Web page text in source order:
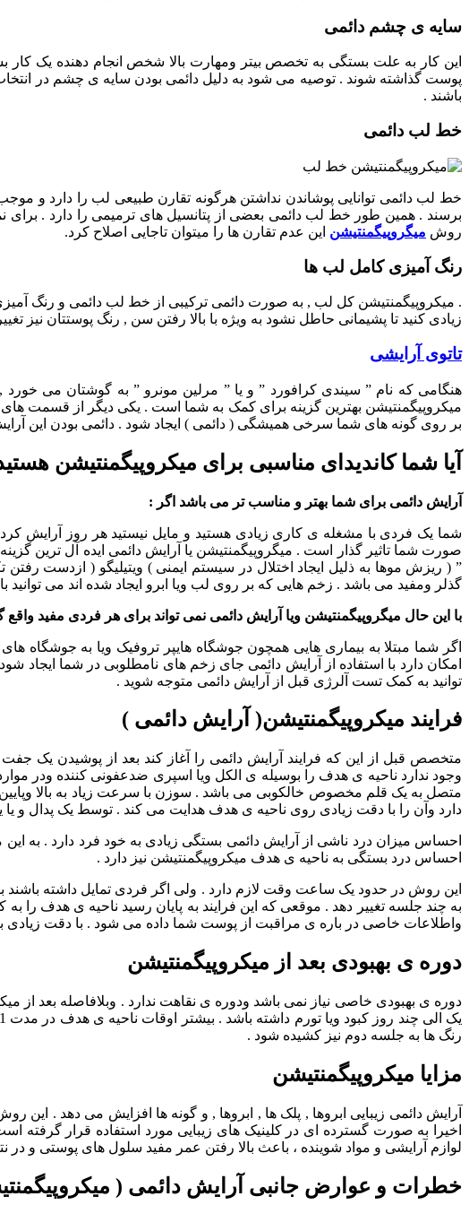
سایه ی چشم دائمی
این کار به علت بستگی به تخصص بیتر ومهارت بالا شخص انجام دهنده یک
پوست گذاشته شوند . توصیه می شود به دلیل دائمی بودن سایه ی چشم در
باشند .
خط لب دائمی
خط لب دائمی توانایی پوشاندن نداشتن هرگونه تقارن طبیعی لب را
برسند . همین طور خط لب دائمی بعضی از پتانسیل های ترمیمی را دارد . برای
روش میگروپیگمنتیشن این عدم تقارن ها را میتوان تاجایی اصلاح کرد.
رنگ آمیزی کامل لب ها
. میکروپیگمنتیشن کل لب , به صورت دائمی ترکیبی از خط لب دائمی و رنگ
زیادی کنید تا پشیمانی حاطل نشود به ویژه با بالا رفتن سن , رنگ پوستتان نیز
تاتوی آرایشی
هنگامی که نام ” سیندی کرافورد ” و یا ” مرلین مونرو ” به گوشتان می
میکروپیگمنتیشن بهترین گزینه برای کمک به شما است . یکی دیگر از قسمت
بر روی گونه های شما سرخی همیشگی ( دائمی ) ایجاد شود . دائمی بودن این
آیا شما کاندیدای مناسبی برای میکروپیگمنتیشن
آرایش دائمی برای شما بهتر و مناسب تر می باشد اگر :
شما یک فردی با مشغله ی کاری زیادی هستید و مایل نیستید هر روز آرایش
صورت شما تاثیر گذار است . میگروپیگمنتیشن یا آرایش دائمی ایده آل ترین
” ( ریزش موها به ذلیل ایجاد اختلال در سیستم ایمنی ) ویتیلیگو ( ازدست رفتن
گذلر ومفید می باشد . زخم هایی که بر روی لب ویا ابرو ایجاد شده اند می توانید
با این حال میگروپیگمنتیشن ویا آرایش دائمی نمی تواند برای هر فردی مفید واقع
اگر شما مبتلا به بیماری هایی همچون جوشگاه هایپر تروفیک ویا به
امکان دارد با استفاده از آرایش دائمی جای زخم های نامطلوبی در شما
توانید به کمک تست آلرژی قبل از آرایش دائمی متوجه شوید .
فرایند میکروپیگمنتیشن( آرایش دائمی )
متخصص قبل از این که فرایند آرایش دائمی را آغاز کند بعد از پوشیدن
وجود ندارد ناحیه ی هدف را بوسیله ی الکل ویا اسپری ضدعفونی کننده ودر
متصل به یک قلم مخصوص خالکوبی می باشد . سوزن با سرعت زیاد به بالا
دارد وآن را با دقت زیادی روی ناحیه ی هدف هدایت می کند . توسط یک پدال
احساس میزان درد ناشی از آرایش دائمی بستگی زیادی به خود فرد دارد . به
احساس درد بستگی به ناحیه ی هدف میکروپیگمنتیشن نیز دارد .
این روش در حدود یک ساعت وقت لازم دارد . ولی اگر فردی تمایل داشته باشند
به چند جلسه تغییر دهد . موقعی که این فرایند به پایان رسید ناحیه ی هدف
واطلاعات خاصی در باره ی مراقبت از پوست شما داده می شود . با دقت زیادی به این
دوره ی بهبودی بعد از میکروپیگمنتیشن
دوره ی بهبودی خاصی نیاز نمی باشد ودوره ی نقاهت ندارد . وبلافاصله بعد از
رنگ ها به جلسه دوم نیز کشیده شود .
مزایا میکروپیگمنتیشن
آرایش دائمی زیبایی ابروها , پلک ها , ابروها , و گونه ها افزایش می دهد . این
اخیرا به صورت گسترده ای در کلینیک های زیبایی مورد استفاده قرار گرفته
لوازم آرایشی و مواد شوینده ، باعث بالا رفتن عمر مفید سلول های پوستی و در
خطرات و عوارض جانبی آرایش دائمی (